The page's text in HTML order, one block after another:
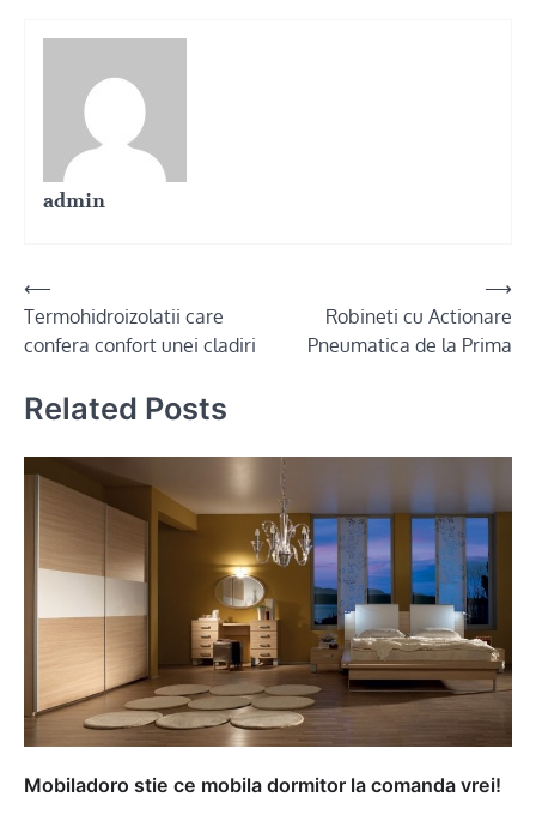
admin
Post
navigation
⟵
Termohidroizolatii care
confera confort unei cladiri
Robineti cu Actionare
Pneumatica de la Prima
⟶
Related Posts
Mobiladoro stie ce mobila dormitor la comanda vrei!